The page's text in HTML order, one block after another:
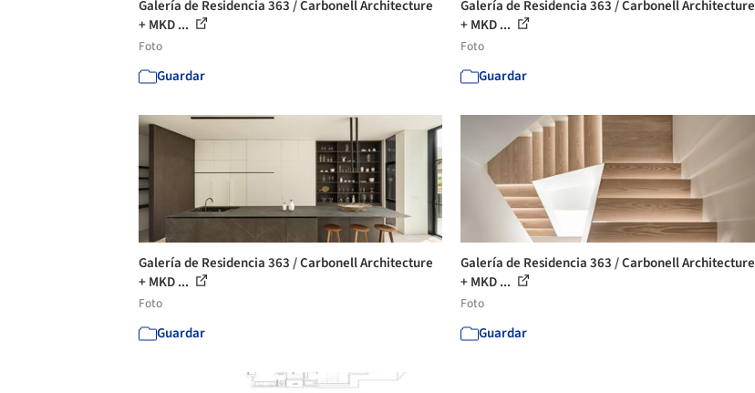
Galería de Residencia 363 / Carbonell Architecture
+ MKD ...
Foto
Guardar
Galería de Residencia 363 / Carbonell Architecture
+ MKD ...
Foto
Guardar
Galería de Residencia 363 / Carbonell Architecture
+ MKD ...
Foto
Guardar
Galería de Residencia 363 / Carbonell Architecture
+ MKD ...
Foto
Guardar